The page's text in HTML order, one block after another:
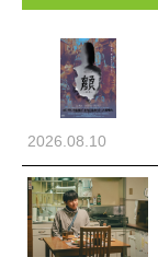
2026.08.10